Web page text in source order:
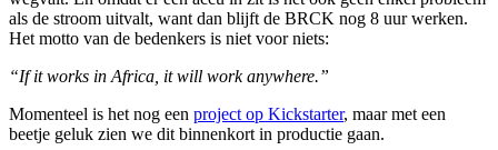
als de stroom uitvalt, want dan blijft de BRCK nog 8 uur werken.
Het motto van de bedenkers is niet voor niets:
“If it works in Africa, it will work anywhere.”
Momenteel is het nog een project op Kickstarter, maar met een
beetje geluk zien we dit binnenkort in productie gaan.